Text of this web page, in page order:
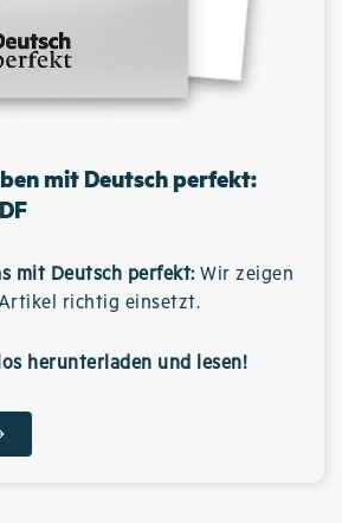
mit Deutsch perfekt:
mit Deutsch perfekt: Wir zeigen
richtig einsetzt.
herunterladen und lesen!